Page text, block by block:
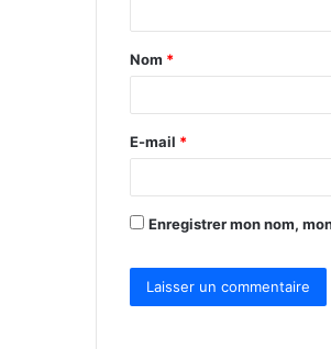
t
a
e
*
Nom *
E-mail *
Enregistrer mon nom,